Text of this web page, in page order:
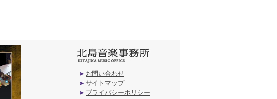
お問い合わせ
サイトマップ
プライバシーポリシー